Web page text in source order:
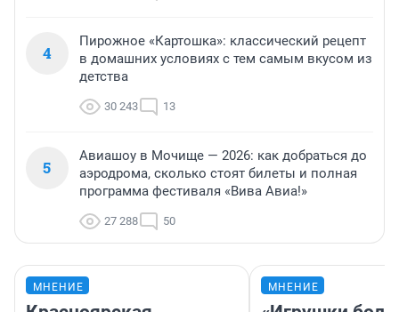
4
Пирожное «Картошка»: классический рецепт
в домашних условиях с тем самым вкусом из
детства
30 243 13
5
Авиашоу в Мочище — 2026: как добраться до
аэродрома, сколько стоят билеты и полная
программа фестиваля «Вива Авиа!»
27 288 50
МНЕНИЕ МНЕНИЕ